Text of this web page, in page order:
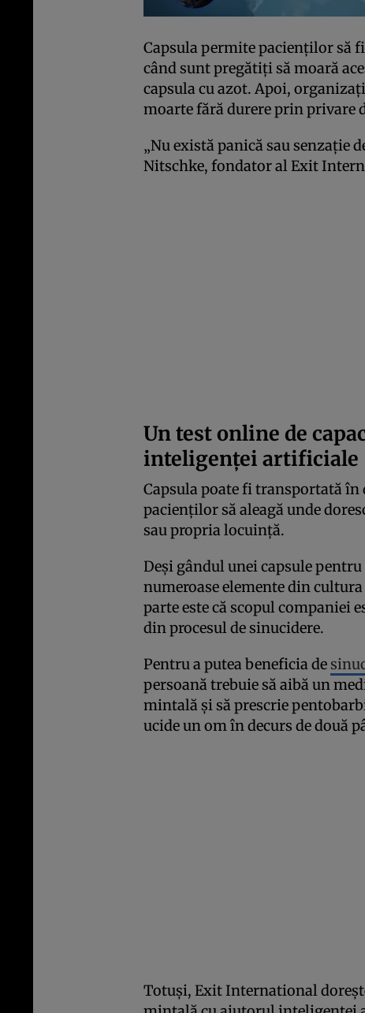
Capsula permite pacienților să
când sunt pregătiți să moară
capsula cu azot. Apoi,
moarte fără durere prin privare
„Nu există panică sau senzație
Nitschke, fondator al Exit
Un test online de
inteligenței artificiale
Capsula poate fi transportată
pacienților să aleagă unde
sau propria locuință.
Deși gândul unei capsule
numeroase elemente din
parte este că scopul companiei
din procesul de sinucidere.
Pentru a putea beneficia de
persoană trebuie să aibă un
mintală și să prescrie
ucide un om în decurs de două
Totuși, Exit International